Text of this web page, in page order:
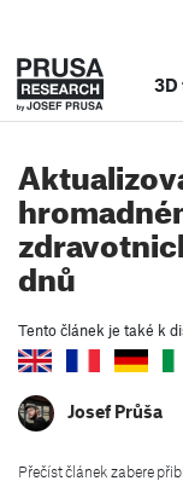
3D
dnů
Tento článek je také k
Josef Průša
Přečíst článek zabere